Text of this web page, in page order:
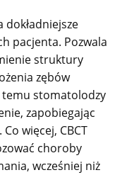
dokładniejsze
pacjenta. Pozwala
struktury
zębów
temu stomatolodzy
zapobiegając
więcej, CBCT
choroby
wcześniej niż